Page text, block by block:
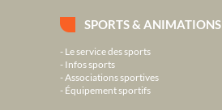
SPORTS & ANIMATIONS
Le service des sports
Infos sports
Associations sportives
Équipement sportifs